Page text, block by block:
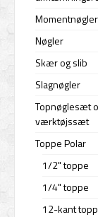
Momentnøgler
Nøgler
Skær og slib
Slagnøgler
Topnøglesæt
værktøjssæt
Toppe Polar
1/2" toppe
1/4" toppe
12-kant